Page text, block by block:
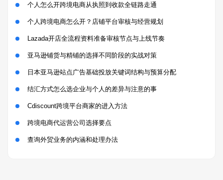
个人怎么开跨境电商从执照到收款全链路走通
个人跨境电商怎么开？店铺平台审核与经营规划
Lazada开店全流程资料准备审核节点与上线节奏
亚马逊铺货与精铺的选择不同阶段的实战对策
日本亚马逊站点广告基础投放关键词结构与预算分配
结汇方式怎么选企业与个人的差异与注意的事
Cdiscount跨境平台商家的进入方法
跨境电商代运营公司选择要点
查询外贸业务的内涵和处理办法